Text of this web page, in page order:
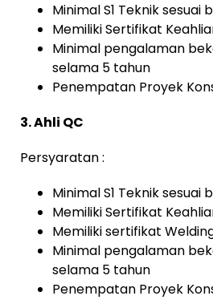
Minimal S1 Teknik sesuai
Memiliki Sertifikat
Minimal pengalaman
selama 5 tahun
Penempatan Proyek
3. Ahli QC
Persyaratan :
Minimal S1 Teknik sesuai
Memiliki Sertifikat
Memiliki sertifikat
Minimal pengalaman
selama 5 tahun
Penempatan Proyek